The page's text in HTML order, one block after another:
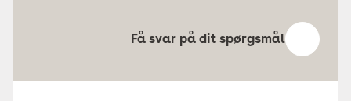
Få svar på dit spørgsmål